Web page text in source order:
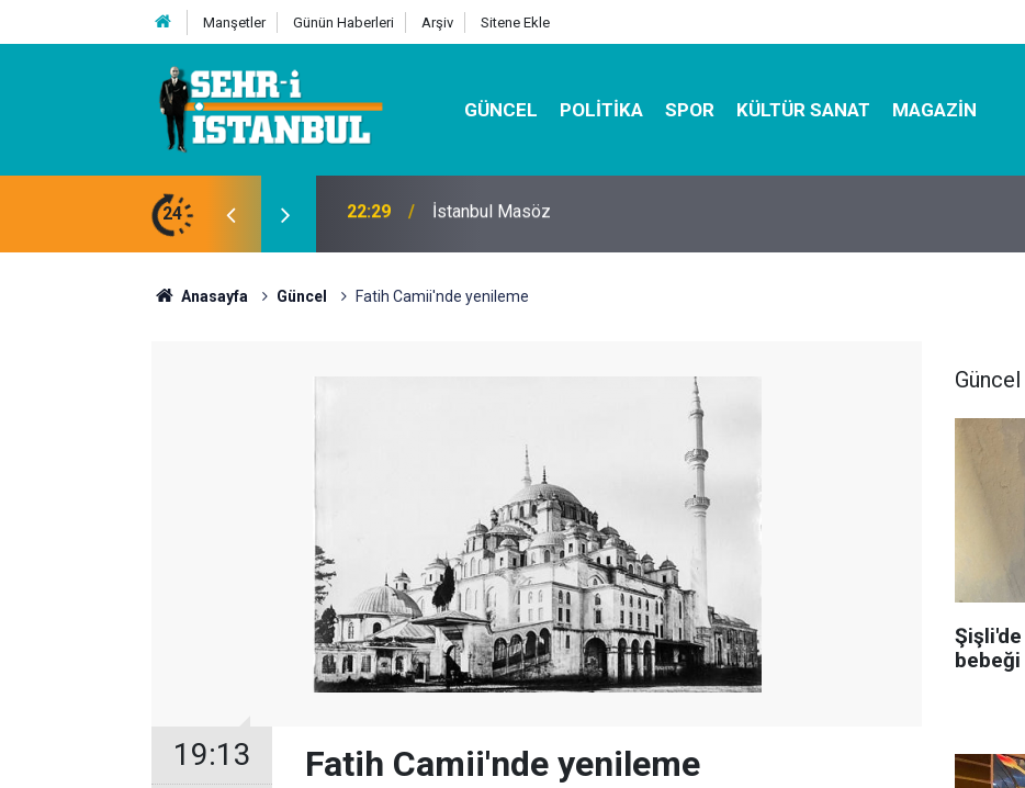
Manşetler Günün Haberleri Arşiv Sitene Ekle
GÜNCEL POLITIKA SPOR KÜLTÜR SANAT MAGAZIN
24 07:32 Kutu Sihirbazı ile Estetik, Dayanıklı ve Çevre Dostu Ambalaj
Anasayfa Güncel Fatih Camii'nde yenileme
19:13 Fatih Camii'nde yenileme
Güncel
bebeği